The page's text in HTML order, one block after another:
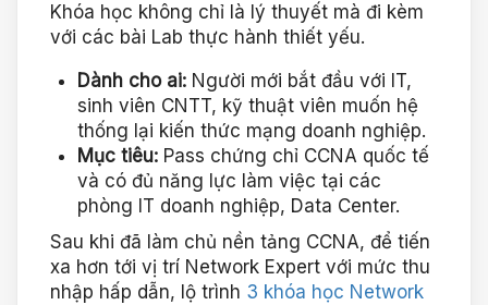
Khóa học không chỉ là lý thuyết mà đi kèm
với các bài Lab thực hành thiết yếu.
Dành cho ai: Người mới bắt đầu với IT,
sinh viên CNTT, kỹ thuật viên muốn hệ
thống lại kiến thức mạng doanh nghiệp.
Mục tiêu: Pass chứng chỉ CCNA quốc tế
và có đủ năng lực làm việc tại các
phòng IT doanh nghiệp, Data Center.
Sau khi đã làm chủ nền tảng CCNA, để tiến
xa hơn tới vị trí Network Expert với mức thu
nhập hấp dẫn, lộ trình 3 khóa học Network